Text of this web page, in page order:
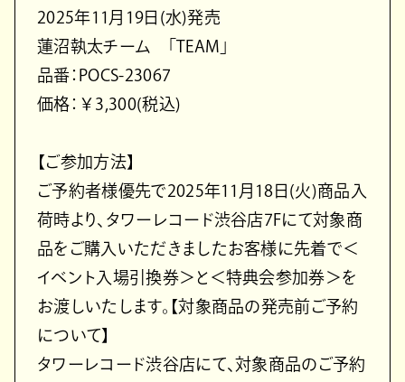
2025年11月19日(水)発売
蓮沼執太チーム 「TEAM」
品番：POCS-23067
価格：￥3,300(税込)
【ご参加方法】
ご予約者様優先で2025年11月18日(火)商品入
荷時より、タワーレコード渋谷店7Fにて対象商
品をご購入いただきましたお客様に先着で＜
イベント入場引換券＞と＜特典会参加券＞を
お渡しいたします。【対象商品の発売前ご予約
について】
タワーレコード渋谷店にて、対象商品のご予約